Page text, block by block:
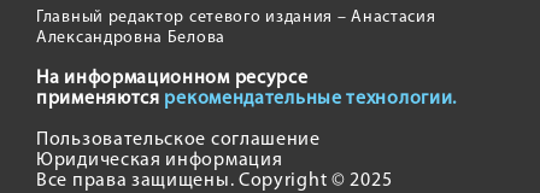
Главный редактор сетевого издания – Анастасия
Александровна Белова
На информационном ресурсе
применяются рекомендательные технологии.
Пользовательское соглашение
Юридическая информация
Все права защищены. Copyright © 2025